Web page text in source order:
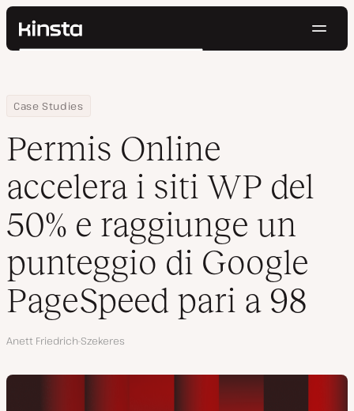
Kinsta®
Prezzi
Contatti
Cerca
Home
Azienda
Case Studies
Permis Online accelera i siti WP del 50% e raggiunge un
Permis Online
accelera i siti WP del
50% e raggiunge un
punteggio di Google
PageSpeed pari a 98
Autore
Anett Friedrich-Szekeres